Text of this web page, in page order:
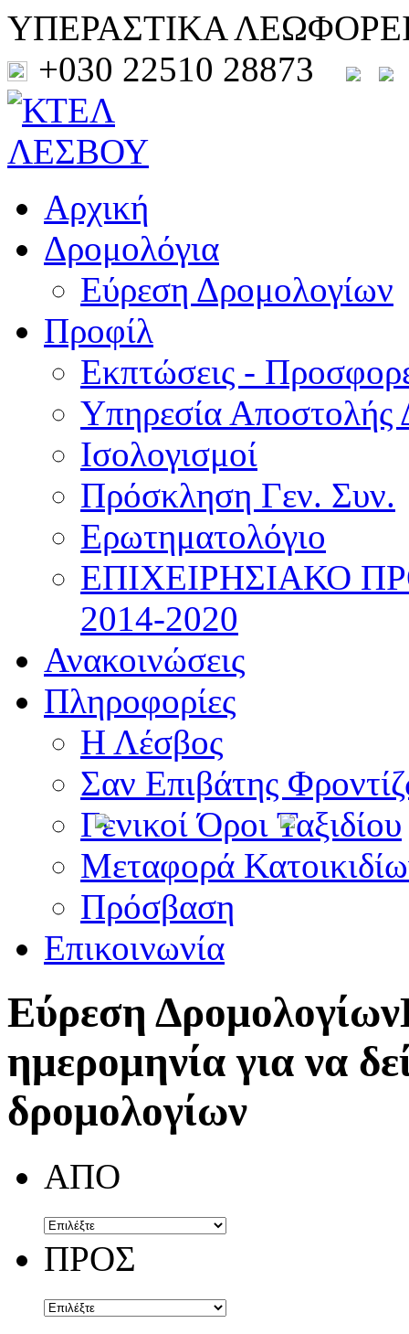
ΥΠΕΡΑΣΤΙΚΑ
+030 22510 28873
Αρχική
Δρομολόγια
Εύρεση Δρομολογίων
Προφίλ
Εκπτώσεις -
Υπηρεσία Αποστολής
Ισολογισμοί
Πρόσκληση Γεν. Συν.
Ερωτηματολόγιο
ΕΠΙΧΕΙΡΗΣΙΑΚΟ
2014-2020
Ανακοινώσεις
Πληροφορίες
Η Λέσβος
Σαν Επιβάτης
Γενικοί Όροι Ταξιδίου
Μεταφορά
Πρόσβαση
Επικοινωνία
Εύρεση Δρομολογίων
ημερομηνία για να
δρομολογίων
ΑΠΟ
ΠΡΟΣ